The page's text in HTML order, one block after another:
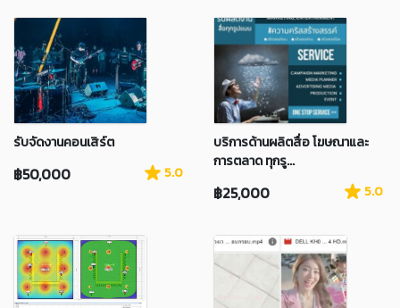
รับจัดงานคอนเสิร์ต
฿50,000 5.0
บริการด้านผลิตสื่อ โฆษณาและ
การตลาด ทุกรู...
฿25,000 5.0